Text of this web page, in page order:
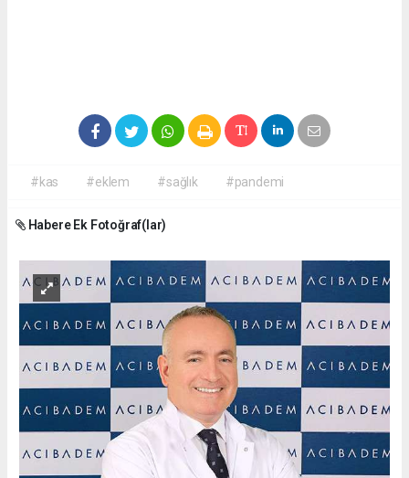
#kas #eklem #sağlık #pandemi
Habere Ek Fotoğraf(lar)